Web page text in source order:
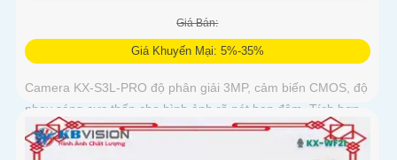
Giá Bán:
Giá Khuyến Mại: 5%-35%
Camera KX-S3L-PRO độ phân giải 3MP, cảm biến CMOS, độ
nhạy sáng cực thấp cho hình ảnh rõ nét ban đêm. Tích hợp
WiFi 6, hỗ trợ Auto Tracking, phát hiện người và phương tiện,
đàm thoại 2 chiều, báo động còi hú, đèn chớp